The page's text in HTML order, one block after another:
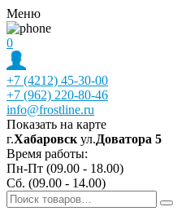
Меню
0
+7 (4212) 45-30-00
+7 (962) 220-80-46
info@frostline.ru
Показать на карте
г.Хабаровск ул.Доватора 5
Время работы:
Пн-Пт (09.00 - 18.00)
Сб. (09.00 - 14.00)